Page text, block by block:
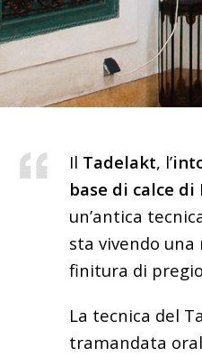
Il Tadelakt, l’
base di calce
un’antica
sta vivendo
finitura di
La tecnica del
tramandata